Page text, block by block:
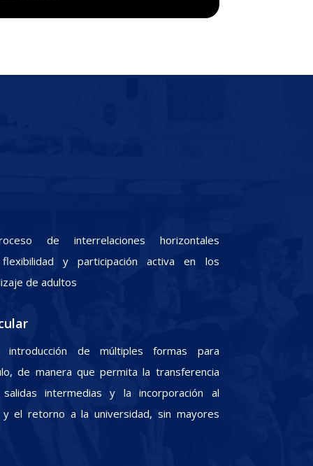
de interrelaciones horizontales
y participación activa en los
de adultos
introducción de múltiples formas para
de manera que permita la transferencia
intermedias y la incorporación al
el retorno a la universidad, sin mayores